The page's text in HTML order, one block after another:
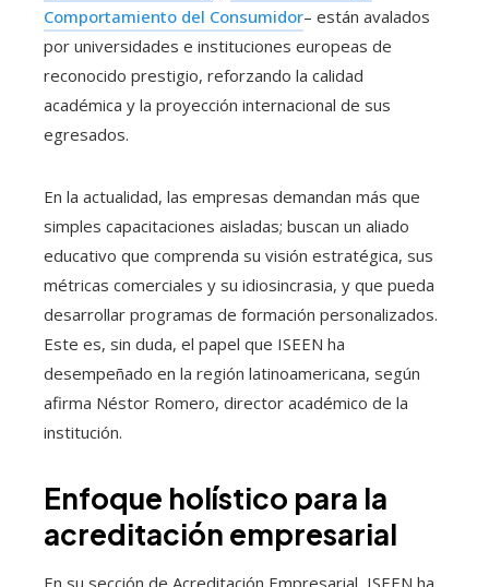
Comportamiento del Consumidor– están avalados
por universidades e instituciones europeas de
reconocido prestigio, reforzando la calidad
académica y la proyección internacional de sus
egresados.
En la actualidad, las empresas demandan más que
simples capacitaciones aisladas; buscan un aliado
educativo que comprenda su visión estratégica, sus
métricas comerciales y su idiosincrasia, y que pueda
desarrollar programas de formación personalizados.
Este es, sin duda, el papel que ISEEN ha
desempeñado en la región latinoamericana, según
afirma Néstor Romero, director académico de la
institución.
Enfoque holístico para la
acreditación empresarial